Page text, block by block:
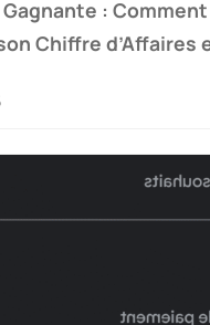
:
Chiffre d’Affaires